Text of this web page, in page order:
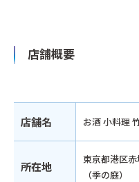
店舗概要
店舗名 お酒 小料理
所在地
東京都港区
（季の庭）